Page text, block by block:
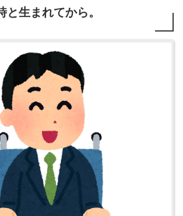
と生まれてから。